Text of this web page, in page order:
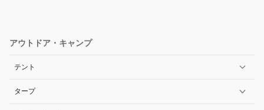
アウトドア・キャンプ
テント
タープ